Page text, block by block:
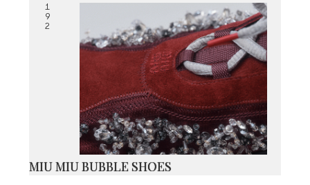
1
9
2
MIU MIU BUBBLE SHOES